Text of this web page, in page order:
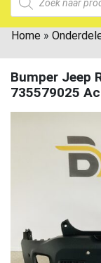
Home »
Bumper Jeep
735579025